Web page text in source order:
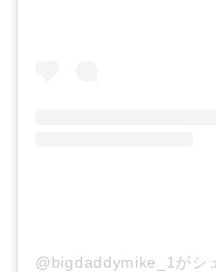
@bigdaddymike_1がシ